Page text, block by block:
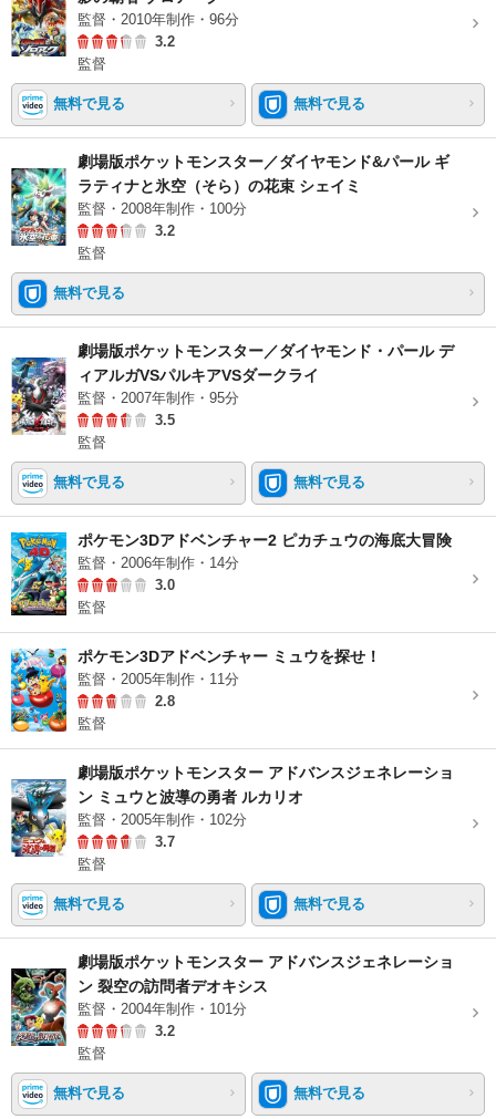
監督・2010年制作・96分
3.2
監督
無料で見る 無料で見る
劇場版ポケットモンスター／ダイヤモンド&パール ギ
ラティナと氷空（そら）の花束 シェイミ
監督・2008年制作・100分
3.2
監督
無料で見る
劇場版ポケットモンスター／ダイヤモンド・パール デ
ィアルガVSパルキアVSダークライ
監督・2007年制作・95分
3.5
監督
無料で見る 無料で見る
ポケモン3Dアドベンチャー2 ピカチュウの海底大冒険
監督・2006年制作・14分
3.0
監督
ポケモン3Dアドベンチャー ミュウを探せ！
監督・2005年制作・11分
2.8
監督
劇場版ポケットモンスター アドバンスジェネレーショ
ン ミュウと波導の勇者 ルカリオ
監督・2005年制作・102分
3.7
監督
無料で見る 無料で見る
劇場版ポケットモンスター アドバンスジェネレーショ
ン 裂空の訪問者デオキシス
監督・2004年制作・101分
3.2
監督
無料で見る 無料で見る